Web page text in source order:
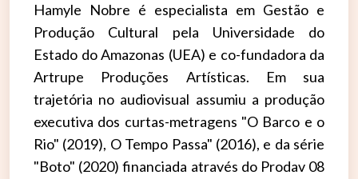
Hamyle Nobre é especialista em Gestão e
Produção Cultural pela Universidade do
Estado do Amazonas (UEA) e co-fundadora da
Artrupe Produções Artísticas. Em sua
trajetória no audiovisual assumiu a produção
executiva dos curtas-metragens "O Barco e o
Rio" (2019), O Tempo Passa" (2016), e da série
"Boto" (2020) financiada através do Prodav 08